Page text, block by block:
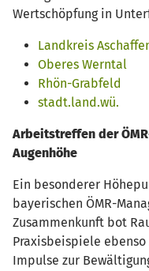
Wertschöpfung in
Landkreis
Oberes Werntal
Rhön-Grabfeld
stadt.land.wü.
Arbeitstreffen der
Augenhöhe
Ein besonderer
bayerischen ÖMR-
Zusammenkunft bot
Praxisbeispiele
Impulse zur